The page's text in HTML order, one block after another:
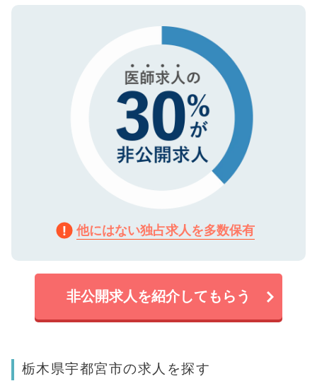
で、機密保持に関してもご安心ください。
ので、まずはご登録ください。
他にはない独占求人を多数保有
非公開求人を紹介してもらう
栃木県宇都宮市の求人を探す